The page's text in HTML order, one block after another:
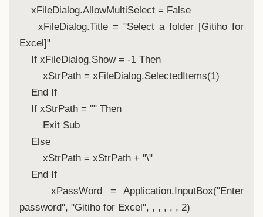
xFileDialog.AllowMultiSelect = False
xFileDialog.Title = "Select a folder [Gitiho for
Excel]"
If xFileDialog.Show = -1 Then
xStrPath = xFileDialog.SelectedItems(1)
End If
If xStrPath = "" Then
Exit Sub
Else
xStrPath = xStrPath + "\"
End If
xPassWord = Application.InputBox("Enter
password", "Gitiho for Excel", , , , , , 2)